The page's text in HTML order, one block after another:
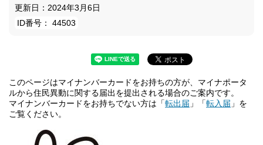
更新日：2024年3月6日
ID番号： 44503
このページはマイナンバーカードをお持ちの方が、マイナポータ
ルから住民異動に関する届出を提出される場合のご案内です。
マイナンバーカードをお持ちでない方は「転出届 」「転入届 」を
ご覧ください。